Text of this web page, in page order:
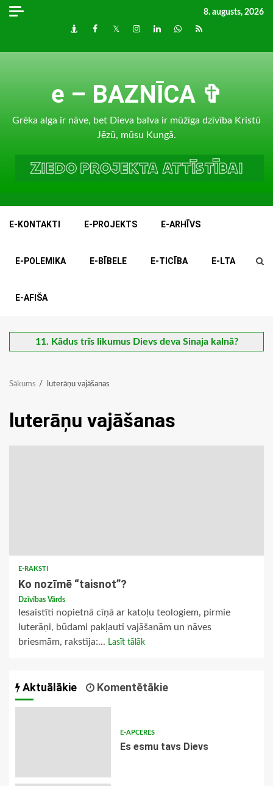
Skip
8. augusts, 2026
DraugiemFacebook
TwitterInstagram
LinkedInwhatsapp
RSS
e – BAZNĪCA ✞
Grēka alga ir nāve, bet Dieva balva ir mūžīga dzīvība Kristū
Jēzū, mūsu Kungā.
E-KONTAKTI E-PROJEKTS E-ARHĪVS
E-POLEMIKA E-BĪBELE E-TICĪBA E-LTA
E-AFIŠA
11. Kādus trīs likumus Dievs deva Sinaja kalnā?
Sākums luterāņu vajāšanas
luterāņu vajāšanas
E-RAKSTI
Ko nozīmē “taisnot”?
Dzīvības Vārds
Iesaistīti nopietnā cīņā ar katoļu teologiem, pirmie
luterāņi, būdami pakļauti vajāšanām un nāves
briesmām, rakstīja:... Lasīt tālāk
Aktuālākie Komentētākie
E-APCERES
Es esmu tavs Dievs